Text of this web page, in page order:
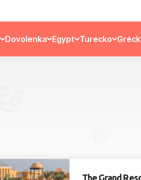
Dovolenka Egypt Turecko
The Grand